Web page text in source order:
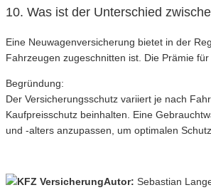
10. Was ist der Unterschied
Eine Neuwagenversicherung bietet in der
Fahrzeugen zugeschnitten ist. Die Prämie
Begründung:
Der Versicherungsschutz variiert je nach
Kaufpreisschutz beinhalten. Eine
und -alters anzupassen, um optimalen
Autor: Sebastian